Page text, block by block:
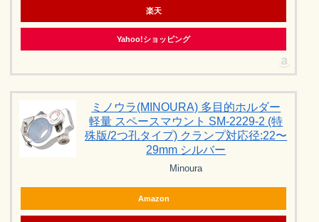
楽天
Yahoo!ショッピング
ミノウラ(MINOURA) 多目的ホルダー
軽量 スペースマウント SM-2229-2 (特
殊版/2つ孔タイプ) クランプ対応径:22〜
29mm シルバー
Minoura
Amazon